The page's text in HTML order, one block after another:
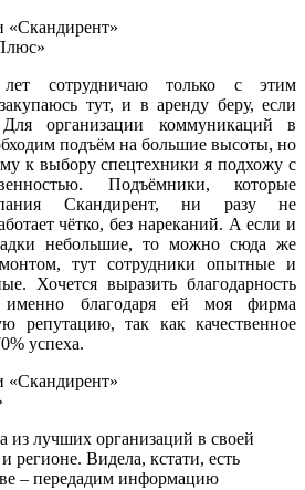
«Скандирент»
сотрудничаю только с этим
тут, и в аренду беру, если
организации коммуникаций в
подъём на большие высоты, но
к выбору спецтехники я подхожу с
Подъёмники, которые
Скандирент, ни разу не
чётко, без нареканий. А если и
небольшие, то можно сюда же
тут сотрудники опытные и
Хочется выразить благодарность
именно благодаря ей моя фирма
репутацию, так как качественное
успеха.
«Скандирент»
из лучших организаций в своей
регионе. Видела, кстати, есть
– передадим информацию